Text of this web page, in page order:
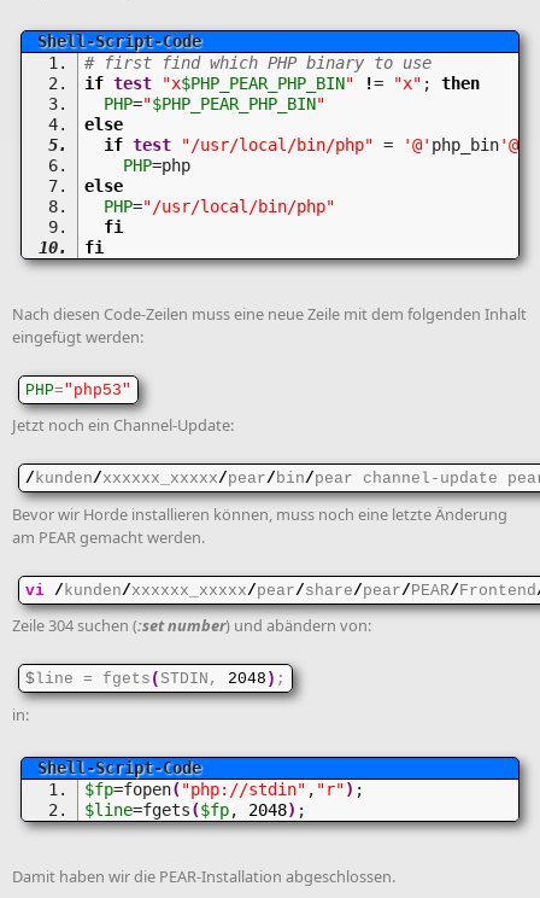
# first find which PHP binary to use
if test "x$PHP_PEAR_PHP_BIN" != "x" ; then
PHP="$PHP_PEAR_PHP_BIN"
else
if test "/usr/local/bin/php" = '@' php_bin'@'
PHP=php
else
PHP="/usr/local/bin/php"
fi
fi
Nach diesen Code-Zeilen muss eine neue Zeile mit dem folgenden Inhalt
eingefügt werden:
PHP="php53"
Jetzt noch ein Channel-Update:
/kunden/xxxxxx_xxxxx/pear/bin/pear channel-update
Bevor wir Horde installieren können, muss noch eine letzte Änderung
am PEAR gemacht werden.
vi / kunden/xxxxxx_xxxxx/pear/share/pear/ PEAR/ Frontend
Zeile 304 suchen (:set number) und abändern von:
$line = fgets ( STDIN, 2048 ) ;
in:
$fp=fopen("php://stdin" , "r") ;
$line=fgets($fp, 2048) ;
Damit haben wir die PEAR-Installation abgeschlossen.